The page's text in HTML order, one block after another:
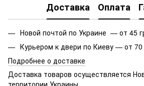
Доставка Оплата
Новой почтой по Украине — от 45
Курьером к двери по Киеву — от 70
Подробнее о доставке
Доставка товаров осуществляется